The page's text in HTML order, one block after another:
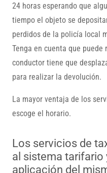
24 horas esperando que
tiempo el objeto se
perdidos de la policía local
Tenga en cuenta que
conductor tiene que
para realizar la devolución.
La mayor ventaja de los
escoge el horario.
Los servicios de
al sistema tarifario
aplicación del